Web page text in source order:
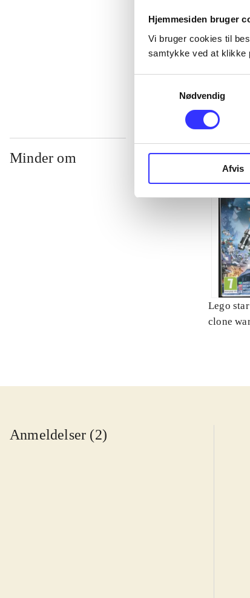
Hjemmesiden bruger
Vi bruger cookies til
samtykke ved at klikke
Nødvendig
Afvis
Minder om
Lego
clone
Anmeldelser (2)